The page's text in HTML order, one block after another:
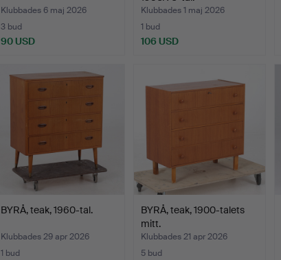
Klubbades 6 maj 2026
3 bud
90 USD
Klubbades 1 maj 2026
1 bud
106 USD
BYRÅ, teak, 1960-tal.
Klubbades 29 apr 2026
1 bud
BYRÅ, teak, 1900-talets
mitt.
Klubbades 21 apr 2026
5 bud